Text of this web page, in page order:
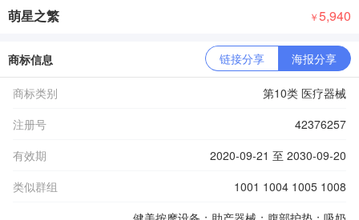
萌星之繁 ￥5,940
商标信息 链接分享 海报分享
商标类别
第10类 医疗器械
注册号
42376257
有效期
2020-09-21 至 2030-09-20
类似群组
1001 1004 1005 1008